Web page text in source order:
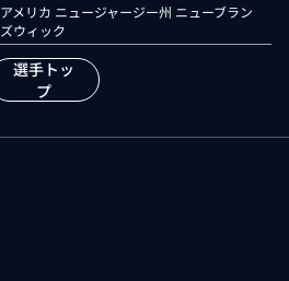
アメリカ ニュージャージー州 ニューブラン
ズウィック
選手トッ
プ